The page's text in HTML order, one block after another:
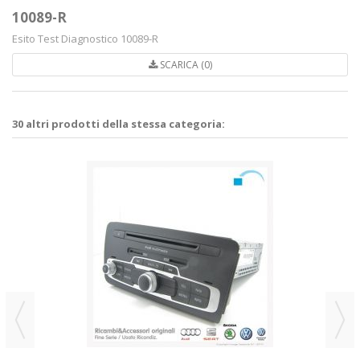
10089-R
Esito Test Diagnostico 10089-R
SCARICA (0)
30 altri prodotti della stessa categoria: